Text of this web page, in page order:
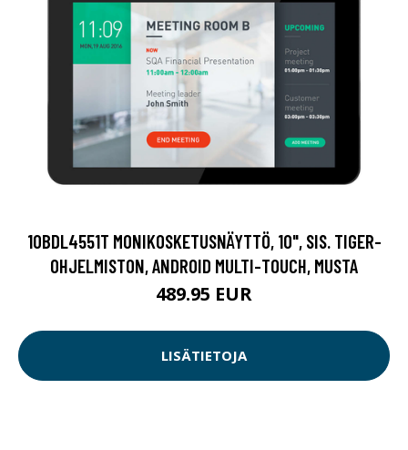
10BDL4551T MONIKOSKETUSNÄYTTÖ, 10", SIS. TIGER-
OHJELMISTON, ANDROID MULTI-TOUCH, MUSTA
489.95 EUR
LISÄTIETOJA